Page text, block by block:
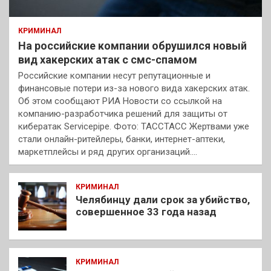
КРИМИНАЛ
На российские компании обрушился новый
вид хакерских атак с смс-спамом
Российские компании несут репутационные и
финансовые потери из-за нового вида хакерских атак.
Об этом сообщают РИА Новости со ссылкой на
компанию-разработчика решений для защиты от
кибератак Servicepipe. Фото: ТАССТАСС Жертвами уже
стали онлайн-ритейлеры, банки, интернет-аптеки,
маркетплейсы и ряд других организаций.…
КРИМИНАЛ
Челябинцу дали срок за убийство,
совершенное 33 года назад
КРИМИНАЛ